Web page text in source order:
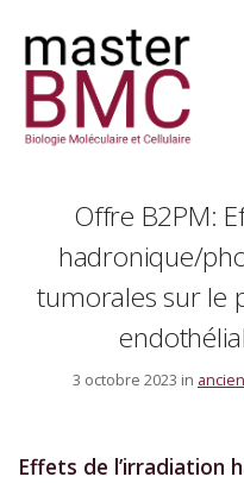
Offre B2PM:
hadronique/
tumorales sur le
3 octobre 2023 in
Effets de l’irradiation